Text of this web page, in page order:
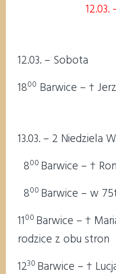
12.03. – Sobota
1800 Barwice – †
13.03. – 2 Niedziela
800 Barwice – †
800 Barwice – w
1100 Barwice – †
rodzice z obu stron
1230 Barwice – †